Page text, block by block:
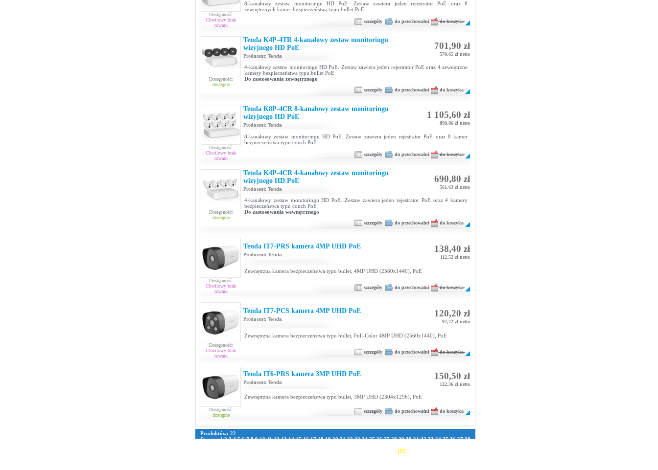
Dostępność:
Chwilowy brak
towaru
8-kanałowy zestaw monitoringu HD PoE. Zestaw zawiera jeden rejestrator PoE oraz 8
zewnętrznych kamer bezpieczeństwa typu bullet PoE
szczegóły do przechowalni do koszyka
Dostępność:
dostępne
Tenda K4P-4TR 4-kanałowy zestaw monitoringu
wizyjnego HD PoE
Producent: Tenda
701,90 zł
570,65 zł netto
4-kanałowy zestaw monitoringu HD PoE. Zestaw zawiera jeden rejestrator PoE oraz 4 zewnętrzne
kamery bezpieczeństwa typu bullet PoE
Do zastosowania zewnętrznego
szczegóły do przechowalni do koszyka
Dostępność:
Chwilowy brak
towaru
Tenda K8P-4CR 8-kanałowy zestaw monitoringu
wizyjnego HD PoE
Producent: Tenda
1 105,60 zł
898,86 zł netto
8-kanałowy zestaw monitoringu HD PoE. Zestaw zawiera jeden rejestrator PoE oraz 8 kamer
bezpieczeństwa typu conch PoE
szczegóły do przechowalni do koszyka
Dostępność:
dostępne
Tenda K4P-4CR 4-kanałowy zestaw monitoringu
wizyjnego HD PoE
Producent: Tenda
690,80 zł
561,63 zł netto
4-kanałowy zestaw monitoringu HD PoE. Zestaw zawiera jeden rejestrator PoE oraz 4 kamery
bezpieczeństwa typu conch PoE
Do zastosowania wewnętrznego
szczegóły do przechowalni do koszyka
Dostępność:
Chwilowy brak
towaru
Tenda IT7-PRS kamera 4MP UHD PoE
Producent: Tenda
138,40 zł
112,52 zł netto
Zewnętrzna kamera bezpieczeństwa typu bullet, 4MP UHD (2560x1440), PoE
szczegóły do przechowalni do koszyka
Dostępność:
Chwilowy brak
towaru
Tenda IT7-PCS kamera 4MP UHD PoE
Producent: Tenda
120,20 zł
97,72 zł netto
Zewnętrzna kamera bezpieczeństwa typu bullet, Full-Color 4MP UHD (2560x1440), PoE
szczegóły do przechowalni do koszyka
Dostępność:
dostępne
Tenda IT6-PRS kamera 3MP UHD PoE
Producent: Tenda
150,50 zł
122,36 zł netto
Zewnętrzna kamera bezpieczeństwa typu bullet, 3MP UHD (2304x1296), PoE
szczegóły do przechowalni do koszyka
Produktów: 22
Strona:1 2 3 4 5 6 7 8 9 10 11 12 13 14 15 16 17 18 19 20 21 22 23 24 25 26 27 28 29 30 31 32 33 34 35 36 37 38
102